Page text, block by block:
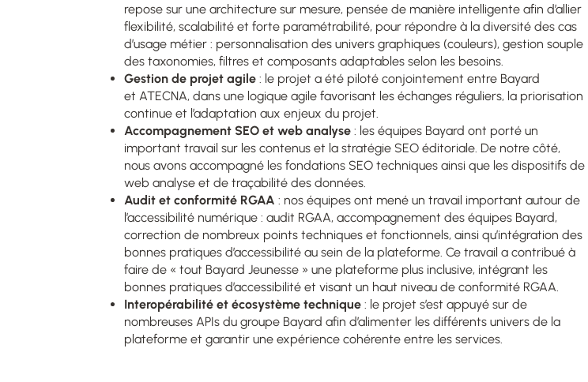
repose sur une architecture sur mesure, pensée de manière intelligente afin d’allier
flexibilité, scalabilité et forte paramétrabilité, pour répondre à la diversité des cas
d’usage métier : personnalisation des univers graphiques (couleurs), gestion souple
des taxonomies, filtres et composants adaptables selon les besoins.
Gestion de projet agile : le projet a été piloté conjointement entre Bayard
et ATECNA, dans une logique agile favorisant les échanges réguliers, la priorisation
continue et l’adaptation aux enjeux du projet.
Accompagnement SEO et web analyse : les équipes Bayard ont porté un
important travail sur les contenus et la stratégie SEO éditoriale. De notre côté,
nous avons accompagné les fondations SEO techniques ainsi que les dispositifs de
web analyse et de traçabilité des données.
Audit et conformité RGAA : nos équipes ont mené un travail important autour de
l’accessibilité numérique : audit RGAA, accompagnement des équipes Bayard,
correction de nombreux points techniques et fonctionnels, ainsi qu’intégration des
bonnes pratiques d’accessibilité au sein de la plateforme. Ce travail a contribué à
faire de « tout Bayard Jeunesse » une plateforme plus inclusive, intégrant les
bonnes pratiques d’accessibilité et visant un haut niveau de conformité RGAA.
Interopérabilité et écosystème technique : le projet s’est appuyé sur de
nombreuses APIs du groupe Bayard afin d’alimenter les différents univers de la
plateforme et garantir une expérience cohérente entre les services.